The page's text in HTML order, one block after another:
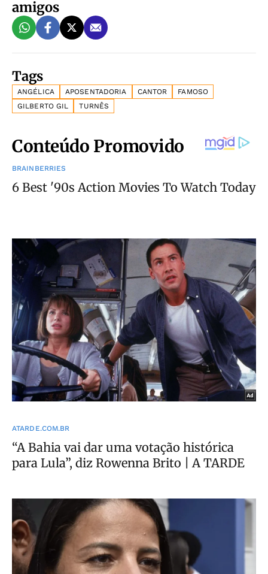
amigos
Tags
ANGÉLICA APOSENTADORIA CANTOR
FAMOSO
GILBERTO GIL
TURNÊS